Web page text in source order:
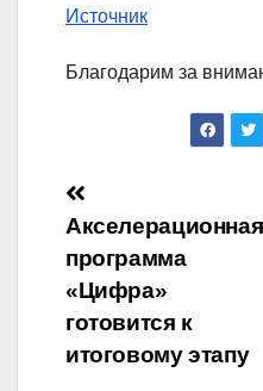
Источник
Благодарим за
Навигация
по
записям
Акселерационная
программа
«Цифра»
готовится к
итоговому этапу